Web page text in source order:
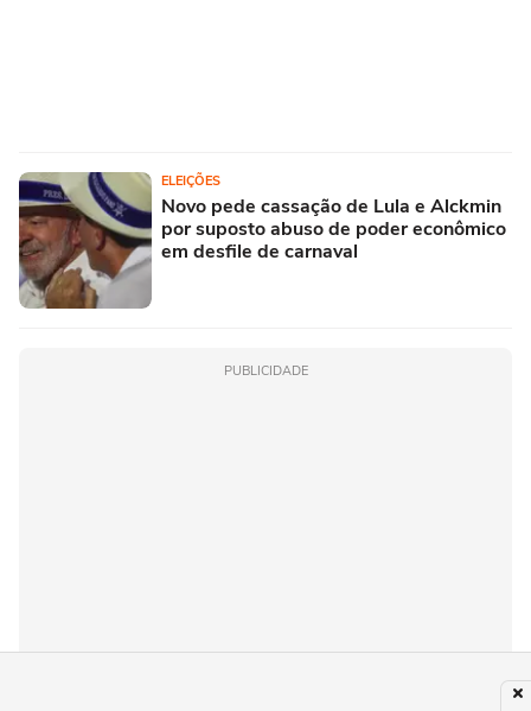
ELEIÇÕES
Novo pede cassação de Lula e Alckmin
por suposto abuso de poder econômico
em desfile de carnaval
PUBLICIDADE